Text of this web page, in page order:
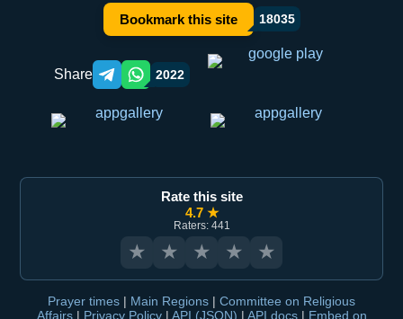
Bookmark this site 18035
Share Telegram orqali ulashish
WhatsApp orqali ulashish
2022
Rate this site
4.7 ★
Raters: 441
★ ★ ★ ★ ★
Prayer times | Main Regions | Committee on Religious
Affairs | Privacy Policy | API (JSON) | API docs | Embed on